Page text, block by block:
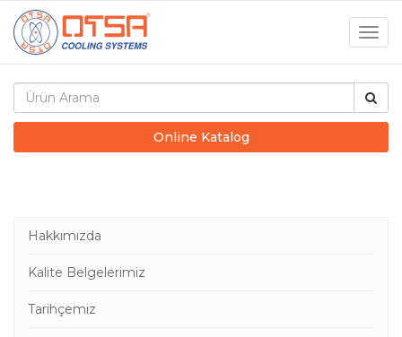
Online Katalog
Hakkımızda
Kalite Belgelerimiz
Tarihçemiz